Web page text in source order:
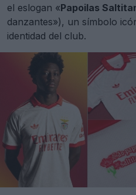
el eslogan «Papoilas
danzantes»), un símbolo
identidad del club.